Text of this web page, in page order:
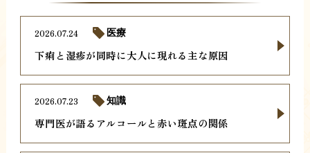
下痢と湿疹が同時に大人に現れる主な原因
2026.07.24 医療
専門医が語るアルコールと赤い斑点の関係
2026.07.23 知識